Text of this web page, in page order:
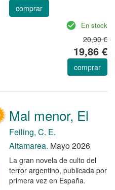
comprar
En stock
20,90 €
19,86 €
comprar
Mal menor, El
Feiling, C. E.
Altamarea. Mayo 2026
La gran novela de culto del
terror argentino, publicada por
primera vez en España.